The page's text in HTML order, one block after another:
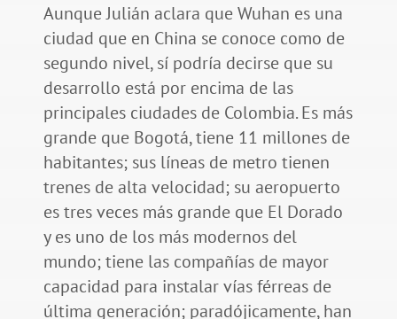
Aunque Julián aclara que Wuhan es una
ciudad que en China se conoce como de
segundo nivel, sí podría decirse que su
desarrollo está por encima de las
principales ciudades de Colombia. Es más
grande que Bogotá, tiene 11 millones de
habitantes; sus líneas de metro tienen
trenes de alta velocidad; su aeropuerto
es tres veces más grande que El Dorado
y es uno de los más modernos del
mundo; tiene las compañías de mayor
capacidad para instalar vías férreas de
última generación; paradójicamente, han